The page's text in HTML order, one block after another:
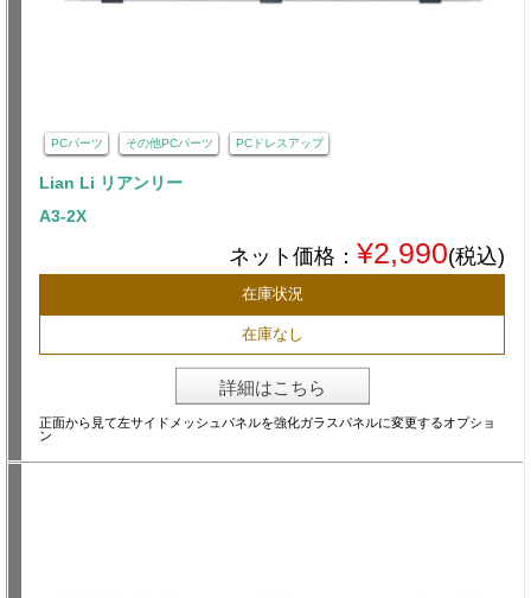
PCパーツ その他PCパーツ PCドレスアップ
Lian Li リアンリー
A3-2X
ネット価格： ¥2,990(税込)
在庫状況
在庫なし
詳細はこちら
正面から見て左サイドメッシュパネルを強化ガラスパネルに変更するオプショ
ン